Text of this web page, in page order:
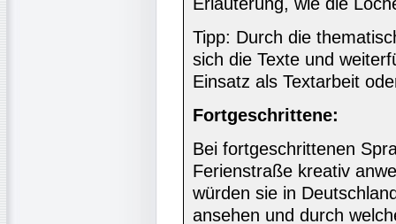
Tipp: Durch die
sich die Texte und
Einsatz als Textarbeit
Fortgeschrittene:
Bei fortgeschrittenen
Ferienstraße kreativ
würden sie in
ansehen und durch